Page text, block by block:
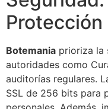
Protección
Botemania prioriza la
autoridades como
auditorías regulares.
SSL de 256 bits para